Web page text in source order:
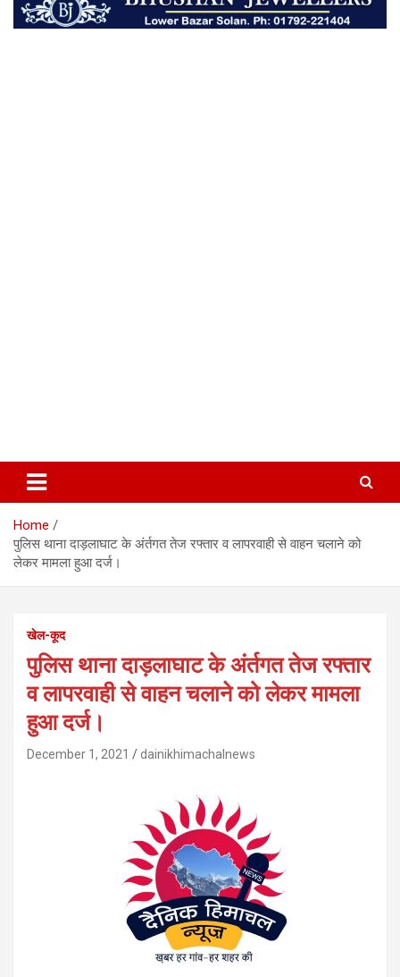
Home
पुलिस थाना दाड़लाघाट के अंर्तगत तेज रफ्तार व लापरवाही से वाहन चलाने को
लेकर मामला हुआ दर्ज।
खेल-कूद
पुलिस थाना दाड़लाघाट के अंर्तगत तेज रफ्तार
व लापरवाही से वाहन चलाने को लेकर मामला
हुआ दर्ज।
December 1, 2021 dainikhimachalnews